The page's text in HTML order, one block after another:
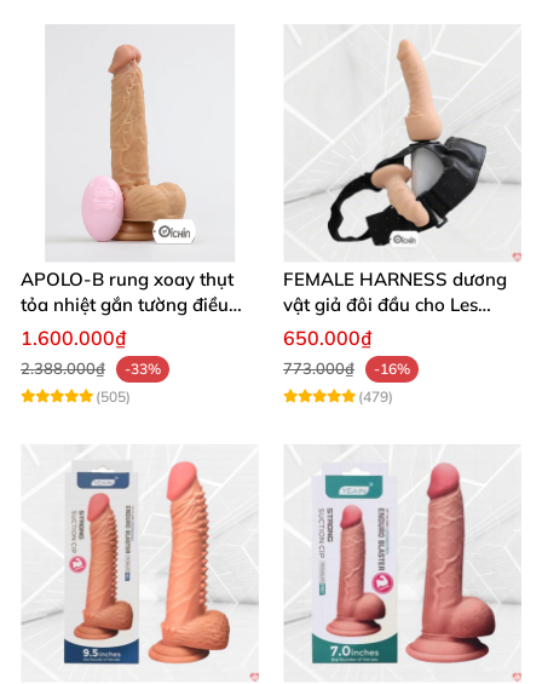
APOLO-B rung xoay thụt
tỏa nhiệt gắn tường điều
khiển từ xa đa chế độ
1.600.000₫
2.388.000₫
-33%
(505)
FEMALE HARNESS dương
vật giả đôi đầu cho Les
massage cực sướng
650.000₫
773.000₫
-16%
(479)